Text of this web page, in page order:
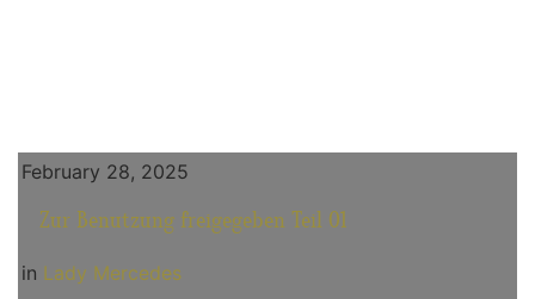
February 28, 2025
Zur Benutzung freigegeben Teil 01
in Lady Mercedes